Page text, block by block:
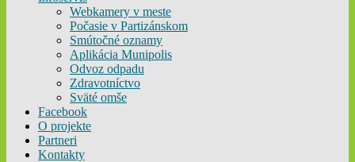
Webkamery v meste
Počasie v Partizánskom
Smútočné oznamy
Aplikácia Munipolis
Odvoz odpadu
Zdravotníctvo
Sväté omše
Facebook
O projekte
Partneri
Kontakty